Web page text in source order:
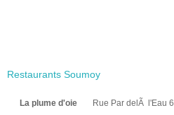
Restaurants Soumoy
La plume d'oie Rue Par delÃ l'Eau 6